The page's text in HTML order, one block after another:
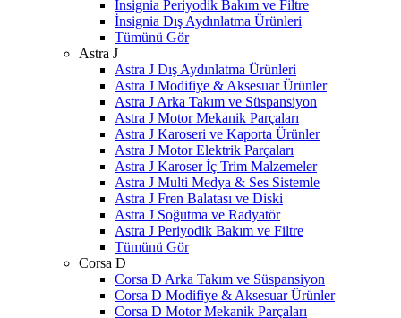
İnsignia Periyodik Bakım ve Filtre
İnsignia Dış Aydınlatma Ürünleri
Tümünü Gör
Astra J
Astra J Dış Aydınlatma Ürünleri
Astra J Modifiye & Aksesuar Ürünler
Astra J Arka Takım ve Süspansiyon
Astra J Motor Mekanik Parçaları
Astra J Karoseri ve Kaporta Ürünler
Astra J Motor Elektrik Parçaları
Astra J Karoser İç Trim Malzemeler
Astra J Multi Medya & Ses Sistemle
Astra J Fren Balatası ve Diski
Astra J Soğutma ve Radyatör
Astra J Periyodik Bakım ve Filtre
Tümünü Gör
Corsa D
Corsa D Arka Takım ve Süspansiyon
Corsa D Modifiye & Aksesuar Ürünler
Corsa D Motor Mekanik Parçaları